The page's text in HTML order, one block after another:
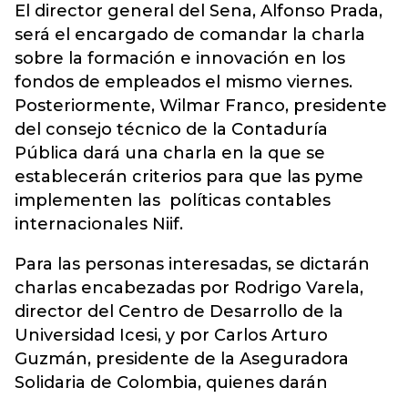
El director general del Sena, Alfonso Prada,
será el encargado de comandar la charla
sobre la formación e innovación en los
fondos de empleados el mismo viernes.
Posteriormente, Wilmar Franco, presidente
del consejo técnico de la Contaduría
Pública dará una charla en la que se
establecerán criterios para que las pyme
implementen las políticas contables
internacionales Niif.
Para las personas interesadas, se dictarán
charlas encabezadas por Rodrigo Varela,
director del Centro de Desarrollo de la
Universidad Icesi, y por Carlos Arturo
Guzmán, presidente de la Aseguradora
Solidaria de Colombia, quienes darán